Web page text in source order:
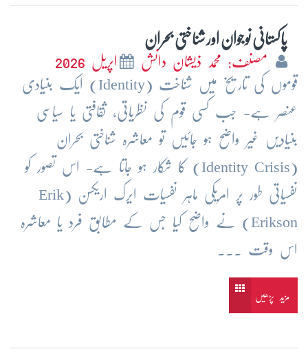
پاکستانی نوجوان اور شناختی بحران
مصنف: محمد ذیشان دانش
اپریل 2026
قوموں کی تاریخ میں شناخت (Identity) ایک بنیادی
عنصر ہے- جب کسی قوم کی نظریاتی، ثقافتی یا سیاسی
بنیادیں غیر واضح ہو جائیں تو معاشرہ شناختی بحران
(Identity Crisis) کا شکار ہو جاتا ہے- اس تصور کو
نفسیاتی طور پر امریکی ماہر نفسیات ایرک اریکسن (Erik
Erikson) نے واضح کیا جس کے مطابق فرد یا معاشرہ
اس وقت ...
مزید پڑھیں